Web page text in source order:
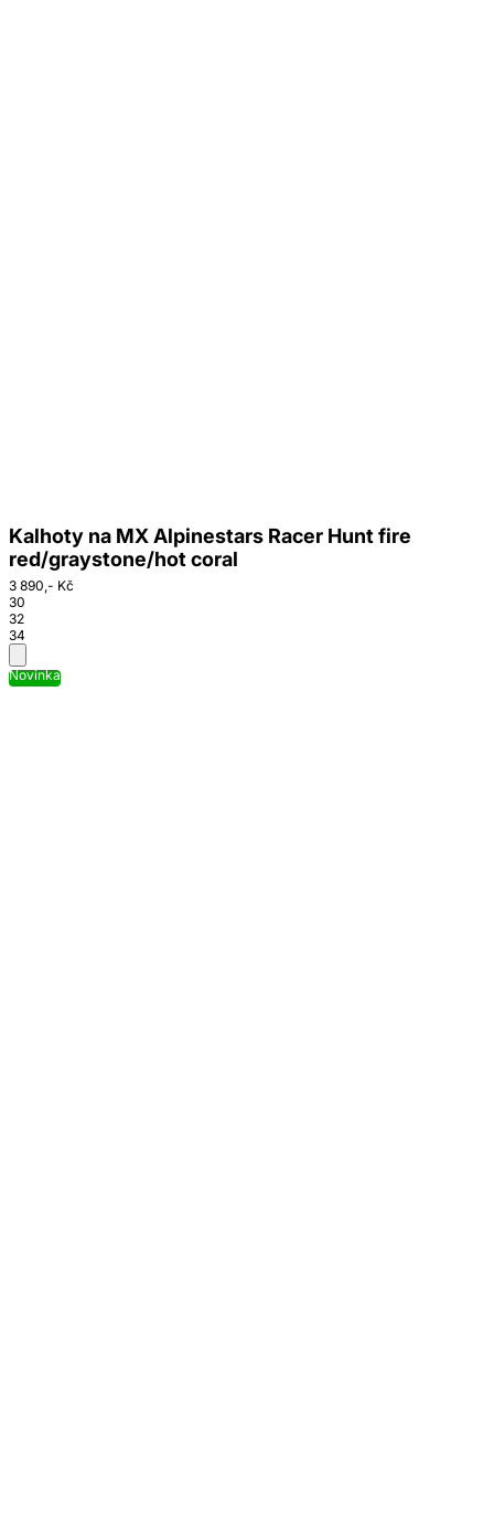
Kalhoty na MX Alpinestars Racer Hunt fire
red/graystone/hot coral
3 890,- Kč
30
32
34
Novinka